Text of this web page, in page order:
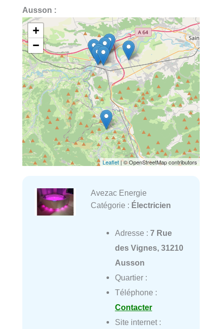
Ausson :
+
−
Leaflet | © OpenStreetMap contributors
Avezac Energie
Catégorie : Électricien
Adresse : 7 Rue
des Vignes, 31210
Ausson
Quartier :
Téléphone :
Contacter
Site internet :